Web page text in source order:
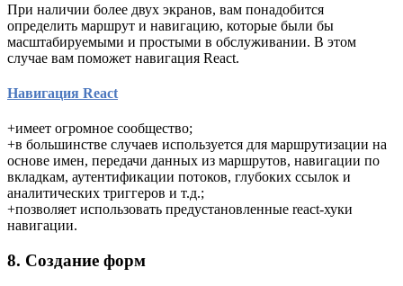
При наличии более двух экранов, вам понадобится
определить маршрут и навигацию, которые были бы
масштабируемыми и простыми в обслуживании. В этом
случае вам поможет навигация React.
Навигация React
+имеет огромное сообщество;
+в большинстве случаев используется для маршрутизации на
основе имен, передачи данных из маршрутов, навигации по
вкладкам, аутентификации потоков, глубоких ссылок и
аналитических триггеров и т.д.;
+позволяет использовать предустановленные react-хуки
навигации.
8. Создание форм